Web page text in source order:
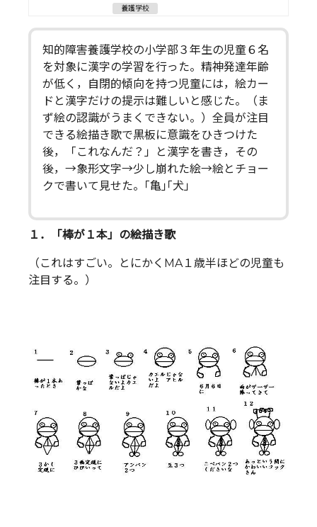
養護学校
知的障害養護学校の小学部３年生の児童６名
を対象に漢字の学習を行った。精神発達年齢
が低く，自閉的傾向を持つ児童には，絵カー
ドと漢字だけの提示は難しいと感じた。（ま
ず絵の認識がうまくできない。）全員が注目
できる絵描き歌で黒板に意識をひきつけた
後，「これなんだ？」と漢字を書き，その
後，→象形文字→少し崩れた絵→絵とチョー
クで書いて見せた。｢亀｣｢犬」
１．「棒が１本」の絵描き歌
（これはすごい。とにかくMA１歳半ほどの児童も
注目する。）